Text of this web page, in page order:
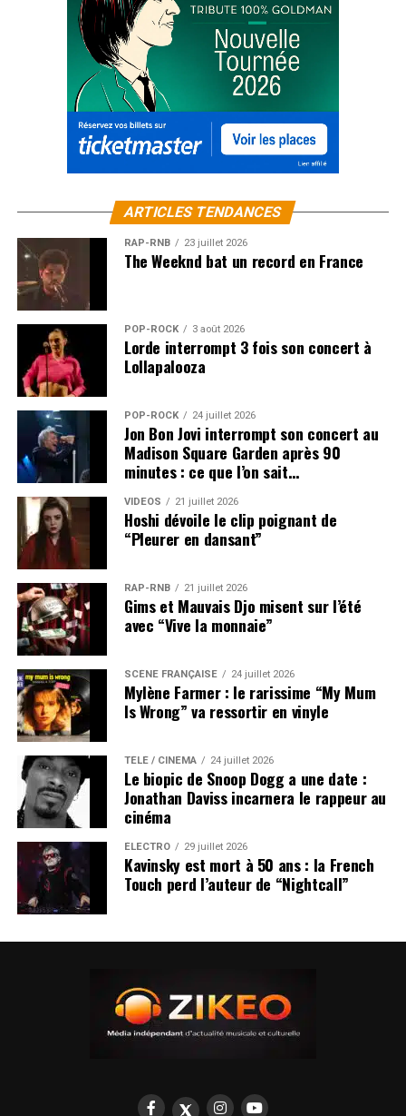
ARTICLES TENDANCES
RAP-RNB 23 juillet 2026
The Weeknd bat un record en France
POP-ROCK 3 août 2026
Lorde interrompt 3 fois son concert à
Lollapalooza
POP-ROCK 24 juillet 2026
Jon Bon Jovi interrompt son concert au
Madison Square Garden après 90
minutes : ce que l’on sait…
VIDEOS 21 juillet 2026
Hoshi dévoile le clip poignant de
“Pleurer en dansant”
RAP-RNB 21 juillet 2026
Gims et Mauvais Djo misent sur l’été
avec “Vive la monnaie”
SCÈNE FRANÇAISE 24 juillet 2026
Mylène Farmer : le rarissime “My Mum
Is Wrong” va ressortir en vinyle
TÉLÉ / CINÉMA 24 juillet 2026
Le biopic de Snoop Dogg a une date :
Jonathan Daviss incarnera le rappeur au
cinéma
ÉLECTRO 29 juillet 2026
Kavinsky est mort à 50 ans : la French
Touch perd l’auteur de “Nightcall”